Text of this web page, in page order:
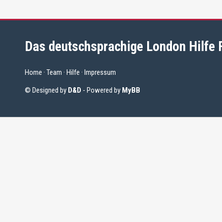
Das deutschsprachige London Hilfe
Home · Team · Hilfe · Impressum
© Designed by D&D - Powered by MyBB